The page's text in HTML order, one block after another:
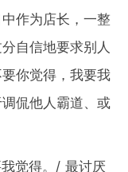
作为店长，一整
自信地要求别人
你觉得，我要我
侃他人霸道、或
觉得。/ 最讨厌